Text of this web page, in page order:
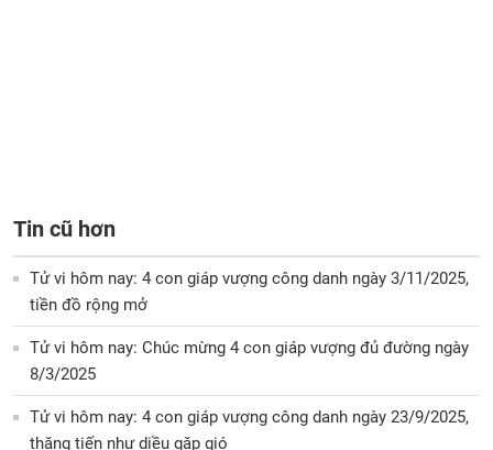
Tin cũ hơn
Tử vi hôm nay: 4 con giáp vượng công danh ngày 3/11/2025,
tiền đồ rộng mở
Tử vi hôm nay: Chúc mừng 4 con giáp vượng đủ đường ngày
8/3/2025
Tử vi hôm nay: 4 con giáp vượng công danh ngày 23/9/2025,
thăng tiến như diều gặp gió